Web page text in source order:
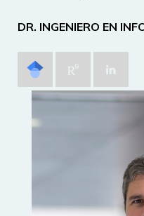
DR. INGENIERO EN